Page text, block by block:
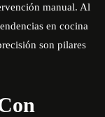
manual. Al
en cocina
son pilares